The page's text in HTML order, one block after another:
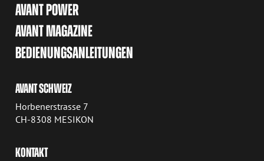
AVANT POWER
AVANT MAGAZINE
BEDIENUNGSANLEITUNGEN
AVANT SCHWEIZ
Horbenerstrasse 7
CH-8308 MESIKON
KONTAKT